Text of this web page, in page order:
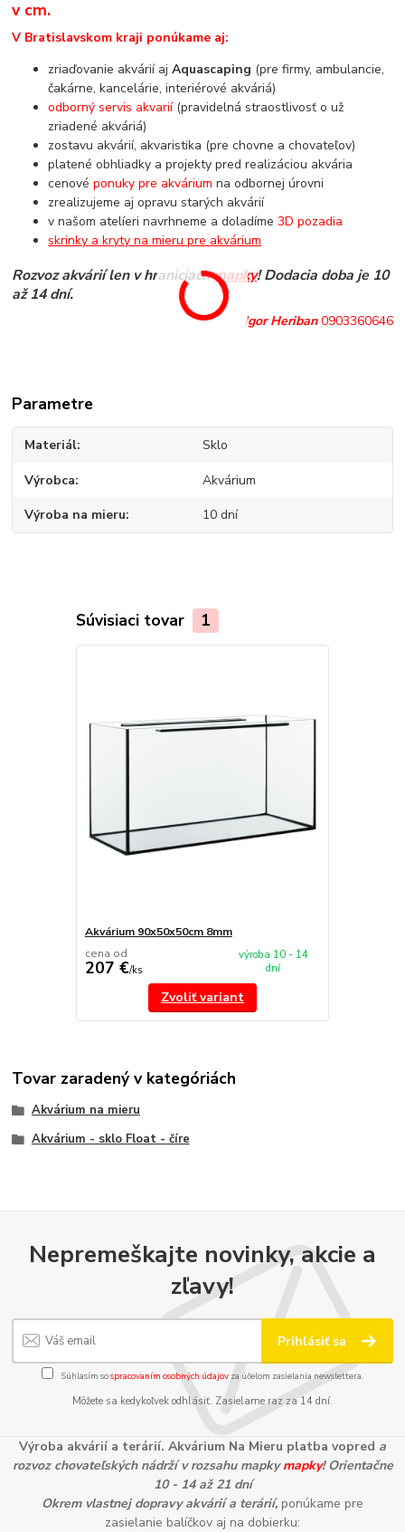
v cm.
V Bratislavskom kraji ponúkame aj:
zriaďovanie akvárií ajAquascaping (pre firmy, ambulancie,
čakárne, kancelárie, interiérové akváriá)
odborný servis akvarií(pravidelná straostlivosť o už
zriadené akváriá)
zostavu akvárií, akvaristika (pre chovne a chovateľov)
platené obhliadky a projekty pred realizáciou akvária
cenovéponuky pre akvárium na odbornej úrovni
zrealizujeme aj opravu starých akvárií
v našom atelíeri navrhneme a doladíme3D pozadia
skrinky a kryty na mieru pre akvárium
Rozvoz akvárií len v hraniciachmapky! Dodacia doba je 10
až 14 dní.
Igor Heriban0903360646
Parametre
Materiál Sklo
Výrobca Akvárium
Výroba na mieru 10 dní
Súvisiaci tovar 1
Akvárium 90x50x50cm 8mm
cena od
207 €/ks
výroba 10 - 14
dní
Zvoliť variant
Tovar zaradený v kategóriách
Akvárium na mieru
Akvárium - sklo Float - číre
Nepremeškajte novinky, akcie a
zľavy!
Prihlásiť sa
Súhlasím sospracovaním osobných údajov za účelom zasielania newslettera.
Môžete sa kedykoľvek odhlásiť. Zasielame raz za 14 dní.
Výroba akvárií a terárií. Akvárium Na Mieru platba vopred a
rozvoz chovateľských nádrží v rozsahu mapkymapky! Orientačne
10 - 14 až 21 dní
Okrem vlastnej dopravy akvárií a terárií, ponúkame pre
zasielanie balíčkov aj na dobierku: